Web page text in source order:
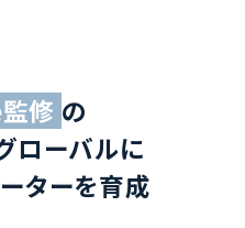
修 の
ローバルに
ターを育成